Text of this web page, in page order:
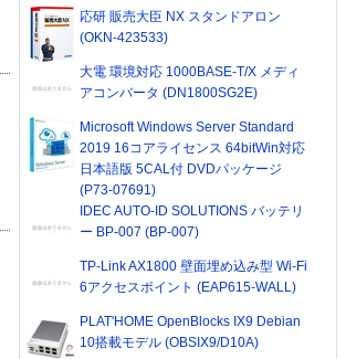
応研 販売大臣 NX スタンドアロン
(OKN-423533)
大電 環境対応 1000BASE-T/X メディ
アコンバータ (DN1800SG2E)
Microsoft Windows Server Standard
2019 16コアライセンス 64bitWin対応
日本語版 5CAL付 DVDパッケージ
(P73-07691)
IDEC AUTO-ID SOLUTIONS バッテリ
ー BP-007 (BP-007)
TP-Link AX1800 壁面埋め込み型 Wi-Fi
6アクセスポイント (EAP615-WALL)
PLAT'HOME OpenBlocks IX9 Debian
10搭載モデル (OBSIX9/D10A)